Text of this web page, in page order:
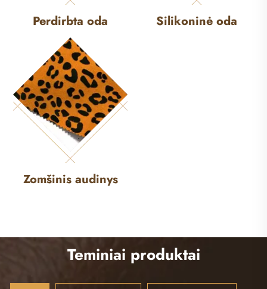
Perdirbta oda Silikoninė oda
Zomšinis audinys
Teminiai produktai